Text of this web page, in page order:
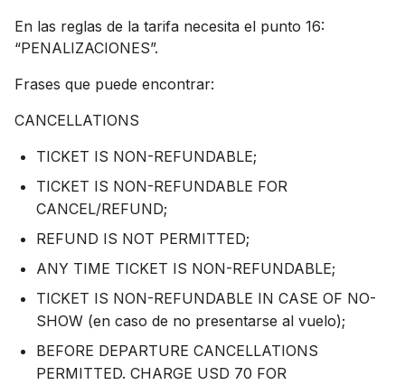
En las reglas de la tarifa necesita el punto 16:
“PENALIZACIONES”.
Frases que puede encontrar:
CANCELLATIONS
TICKET IS NON-REFUNDABLE;
TICKET IS NON-REFUNDABLE FOR
CANCEL/REFUND;
REFUND IS NOT PERMITTED;
ANY TIME TICKET IS NON-REFUNDABLE;
TICKET IS NON-REFUNDABLE IN CASE OF NO-
SHOW (en caso de no presentarse al vuelo);
BEFORE DEPARTURE CANCELLATIONS
PERMITTED. CHARGE USD 70 FOR